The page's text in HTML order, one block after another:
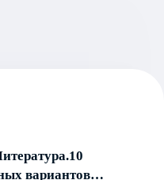
вариантов